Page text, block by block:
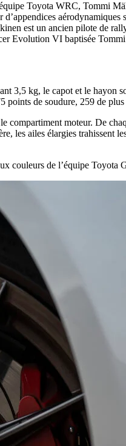
Toyota WRC, Tommi
est un ancien pilote de
Evolution VI baptisée
3,5 kg, le capot et le hayon
de soudure, 259 de
compartiment moteur. De
les ailes élargies
couleurs de l’équipe